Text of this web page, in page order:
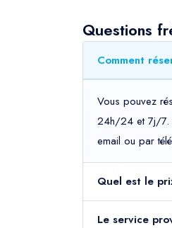
Questions
Comment
Vous pouvez
24h/24 et 7j/7.
email ou par
Quel est le
Le service